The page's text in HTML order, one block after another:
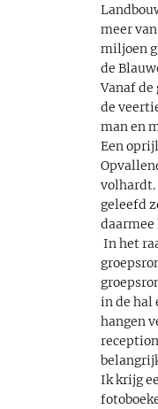
meer
miljoen
de
Vanaf
de
man en
Een
volhardt.
geleefd
In het
in de hal
hangen
Ik krijg